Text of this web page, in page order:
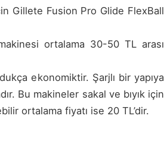
Gillete Fusion Pro Glide FlexBall
ortalama 30-50 TL arası
ekonomiktir. Şarjlı bir yapıya
Bu makineler sakal ve bıyık için
ortalama fiyatı ise 20 TL’dir.